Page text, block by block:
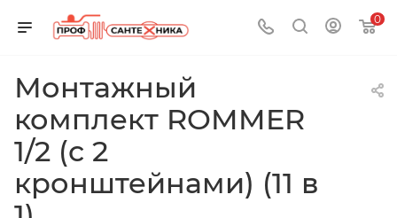
0
Монтажный
комплект ROMMER
1/2 (с 2
кронштейнами) (11 в